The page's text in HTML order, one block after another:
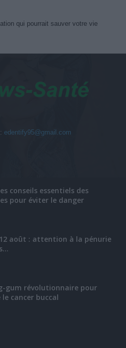
qui pourrait sauver votre vie
edentify95@gmail.com
conseils essentiels des
pour éviter le danger
août : attention à la pénurie
gum révolutionnaire pour
cancer buccal